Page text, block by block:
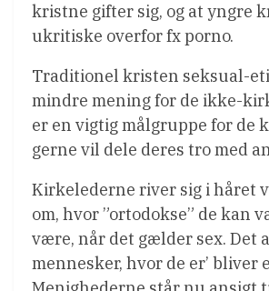
kristne gifter sig, og at yngre
ukritiske overfor fx porno.
Traditionel kristen seksual-
mindre mening for de ikke-
er en vigtig målgruppe for de
gerne vil dele deres tro med
Kirkelederne river sig i håret
om, hvor ”ortodokse” de kan
være, når det gælder sex. Det
mennesker, hvor de er’ bliver